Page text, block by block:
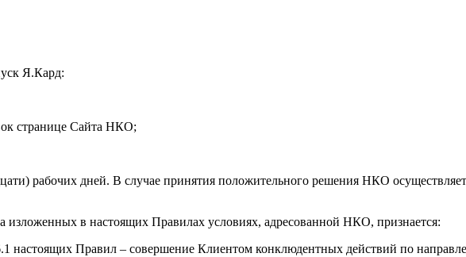
Я.Кард:
странице Сайта НКО;
рабочих дней. В случае принятия положительного решения НКО
в настоящих Правилах условиях, адресованной НКО, признается:
настоящих Правил – совершение Клиентом конклюдентных действий по